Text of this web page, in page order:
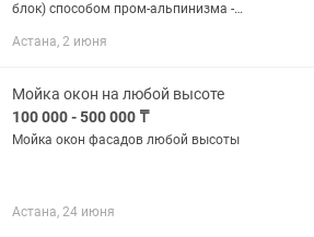
блок) способом пром-альпинизма -
стекол и фасадов - Монтаж и демонтаж
демонтаж...
Астана, 2 июня
Мойка окон на любой высоте
100 000 - 500 000 ₸
Мойка окон фасадов любой высоты
Астана, 24 июня